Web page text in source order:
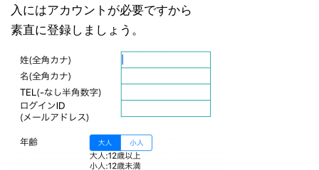
入にはアカウントが必要ですから
素直に登録しましょう。